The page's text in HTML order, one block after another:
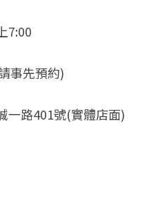
7:00
事先預約)
一路401號(實體店面)